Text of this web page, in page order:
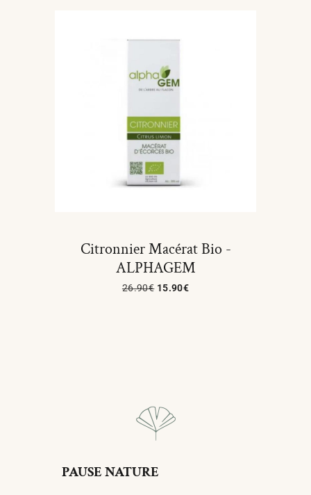
Citronnier Macérat Bio -
ALPHAGEM
26.90€ 15.90€
PAUSE NATURE